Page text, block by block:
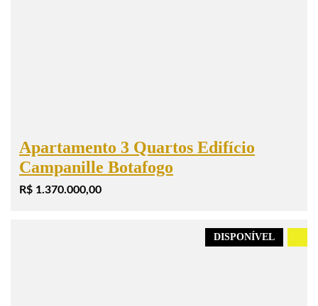
Apartamento 3 Quartos Edifício
Campanille Botafogo
R$ 1.370.000,00
DISPONÍVEL